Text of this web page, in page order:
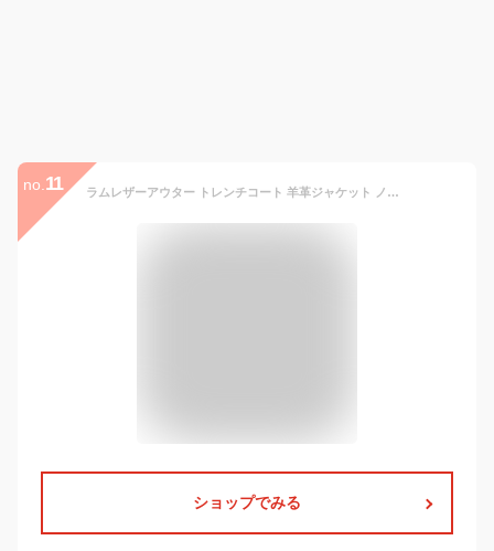
no. 11 ラムレザーアウター トレンチコート 羊革ジャケット ノーカラージャケット レディース ジャケット 女性 本革 レザージャンン レディースコート ロング丈 ミディアム丈 着やせ ブラック
ショップでみる